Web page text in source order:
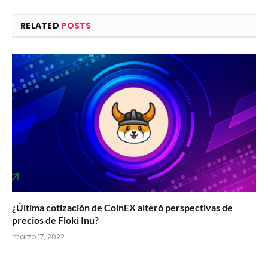
RELATED POSTS
¿Última cotización de CoinEX alteró perspectivas de
precios de Floki Inu?
marzo 17, 2022